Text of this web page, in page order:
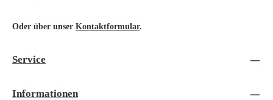
Oder über unser Kontaktformular.
Service
Informationen